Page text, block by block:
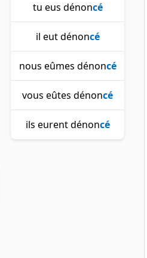
tu eus dénoncé
il eut dénoncé
nous eûmes dénoncé
vous eûtes dénoncé
ils eurent dénoncé